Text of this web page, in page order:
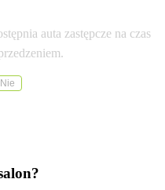
auta zastępcze na czas
Nie